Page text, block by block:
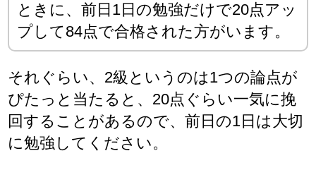
ときに、前日1日の勉強だけで20点アッ
プして84点で合格された方がいます。
それぐらい、2級というのは1つの論点が
ぴたっと当たると、20点ぐらい一気に挽
回することがあるので、前日の1日は大切
に勉強してください。